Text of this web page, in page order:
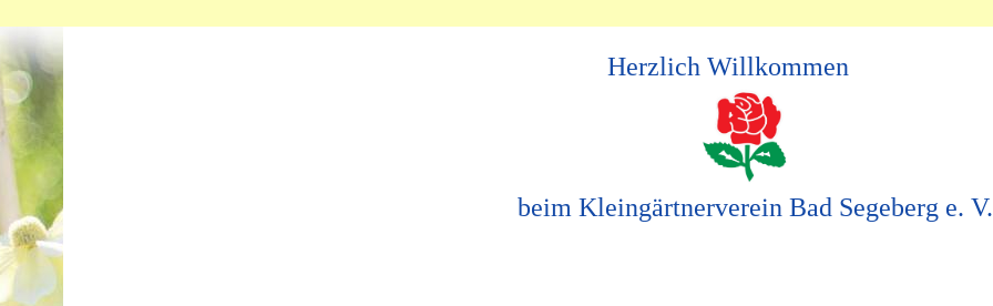
Herzlich Willkommen
beim Kleingärtnerverein Bad Segeberg e. V.